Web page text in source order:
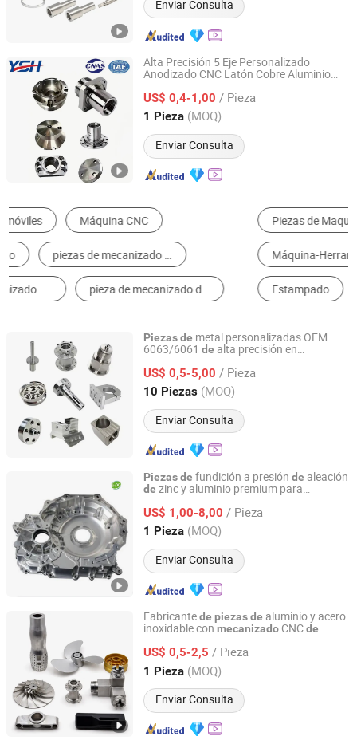
Enviar Consulta
Alta Precisión 5 Eje Personalizado
Anodizado CNC Latón Cobre Aluminio
FresadoMecanizadoPiezas
US$ 0,4-1,00 / Pieza
1 Pieza (MOQ)
Enviar Consulta
Suzhou Yishihan Electromechanical Technology Co., Ltd.
Jiangsu, China Desde 2024
Piezas de Maquinaria de Elaboración de Metal Servicio de Mecanizado
Máquina-Herramienta de CNC Piezas Universales de Ferretería
Estampado Fundición a Presión
Piezasde metal personalizadas OEM
6063/6061 de alta precisión en
acero inoxidable, latón y cobre para
piezas
forjadas en la industria
aeroespacial con pulido
US$ 0,5-5,00 / Pieza
10 Piezas (MOQ)
Enviar Consulta
Suzhou Everich Industrial Tech Co., Ltd
Jiangsu, China Desde 2025
Piezasde fundición a presión de aleación
de zinc y aluminio premium para
US$ 1,00-8,00 / Pieza
1 Pieza (MOQ)
Enviar Consulta
Dongguan Huaxiang Machinery Co., Ltd.
Guangdong, China Desde 2020
Fabricantede piezasde aluminio y acero
inoxidable con mecanizado CNCde
fábrica en China
US$ 0,5-2,5 / Pieza
1 Pieza (MOQ)
Enviar Consulta
Shenzhen Bergek Technology Co., Ltd.
Guangdong, China Desde 2019